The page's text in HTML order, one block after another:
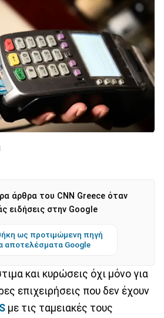
άρθρα του CNN Greece όταν
ειδήσεις στην Google
ως προτιμώμενη πηγή
αποτελέσματα Google
και κυρώσεις όχι μόνο για
επιχειρήσεις που δεν έχουν
με τις ταμειακές τους